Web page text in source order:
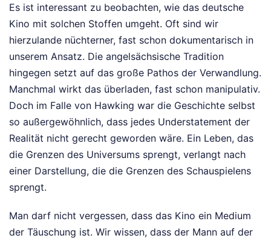
Es ist interessant zu beobachten, wie das deutsche
Kino mit solchen Stoffen umgeht. Oft sind wir
hierzulande nüchterner, fast schon dokumentarisch in
unserem Ansatz. Die angelsächsische Tradition
hingegen setzt auf das große Pathos der Verwandlung.
Manchmal wirkt das überladen, fast schon manipulativ.
Doch im Falle von Hawking war die Geschichte selbst
so außergewöhnlich, dass jedes Understatement der
Realität nicht gerecht geworden wäre. Ein Leben, das
die Grenzen des Universums sprengt, verlangt nach
einer Darstellung, die die Grenzen des Schauspielens
sprengt.
Man darf nicht vergessen, dass das Kino ein Medium
der Täuschung ist. Wir wissen, dass der Mann auf der